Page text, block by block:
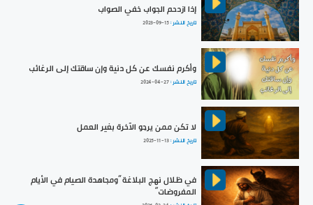
إذا ازدحم الجواب خفي الصواب
تاريخ النشر :2023-09-15
وأكرم نفسك عن كل دنية وإن ساقتك إلى الرغائب
تاريخ النشر :2024-04-27
لا تكن ممن يرجو الآخرة بغير العمل
تاريخ النشر :2025-11-13
في ظلال نهج البلاغة ”ومجاهدة الصيام في الأيام
المفروضات“